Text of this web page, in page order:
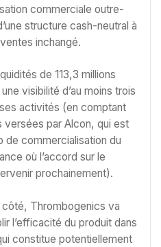
commerciale outre-
structure cash-neutral à
inchangé.
de 113,3 millions
visibilité d’au moins trois
activités (en comptant
versées par Alcon, qui est
de commercialisation du
où l’accord sur le
prochainement).
Thrombogenics va
l’efficacité du produit dans
constitue potentiellement